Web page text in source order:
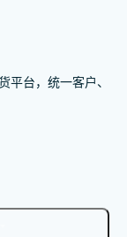
平台，统一客户、